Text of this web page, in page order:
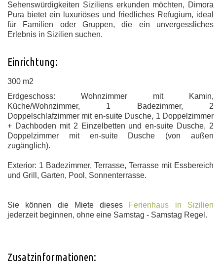
Sehenswürdigkeiten Siziliens erkunden möchten, Dimora
Pura bietet ein luxuriöses und friedliches Refugium, ideal
für Familien oder Gruppen, die ein unvergessliches
Erlebnis in Sizilien suchen.
Einrichtung:
300 m2
Erdgeschoss: Wohnzimmer mit Kamin,
Küche/Wohnzimmer, 1 Badezimmer, 2
Doppelschlafzimmer mit en-suite Dusche, 1 Doppelzimmer
+ Dachboden mit 2 Einzelbetten und en-suite Dusche, 2
Doppelzimmer mit en-suite Dusche (von außen
zugänglich).
Exterior: 1 Badezimmer, Terrasse, Terrasse mit Essbereich
und Grill, Garten, Pool, Sonnenterrasse.
Sie können die Miete dieses Ferienhaus in Sizilien
jederzeit beginnen, ohne eine Samstag - Samstag Regel.
Zusatzinformationen: